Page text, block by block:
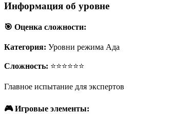
Информация об уровне
🎯 Оценка сложности:
Категория: Уровни режима Ада
Сложность: ⭐⭐⭐⭐⭐⭐
Главное испытание для экспертов
🎮 Игровые элементы: